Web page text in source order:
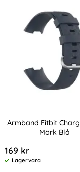
Armband Fitbit
Mörk Blå
169 kr
Tillgänglighet:
Lagervara
Armband